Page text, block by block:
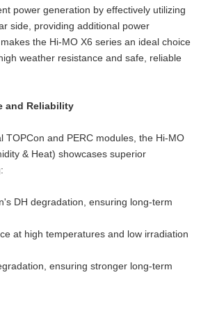
power generation by effectively utilizing
side, providing additional power
the Hi-MO X6 series an ideal choice
weather resistance and safe, reliable
and Reliability
TOPCon and PERC modules, the Hi-MO
& Heat) showcases superior
DH degradation, ensuring long-term
at high temperatures and low irradiation
ensuring stronger long-term